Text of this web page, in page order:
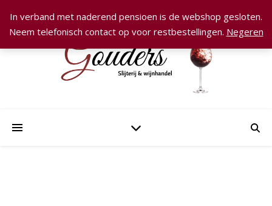
In verband met naderend pensioen is de webshop gesloten.
Neem telefonisch contact op voor restbestellingen. Negeren